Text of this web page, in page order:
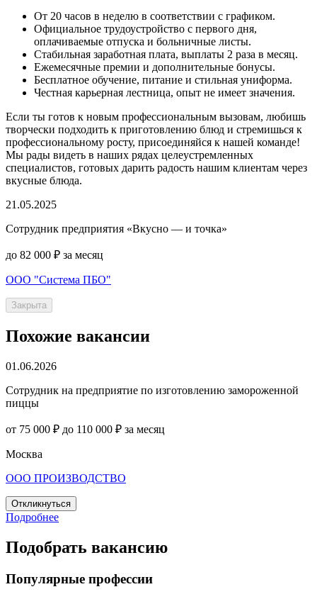
От 20 часов в неделю в соответствии с графиком.
Официальное трудоустройство с первого дня,
оплачиваемые отпуска и больничные листы.
Стабильная заработная плата, выплаты 2 раза в месяц.
Ежемесячные премии и дополнительные бонусы.
Бесплатное обучение, питание и стильная униформа.
Честная карьерная лестница, опыт не имеет значения.
Если ты готов к новым профессиональным вызовам, любишь
творчески подходить к приготовлению блюд и стремишься к
профессиональному росту, присоединяйся к нашей команде!
Мы рады видеть в наших рядах целеустремленных
специалистов, готовых дарить радость нашим клиентам через
вкусные блюда.
21.05.2025
Сотрудник предприятия «Вкусно — и точка»
до 82 000 ₽ за месяц
ООО "Система ПБО"
Закрыта
Похожие вакансии
01.06.2026
Сотрудник на предприятие по изготовлению замороженной
пиццы
от 75 000 ₽ до 110 000 ₽ за месяц
Москва
ООО ПРОИЗВОДСТВО
Откликнуться
Подробнее
Подобрать вакансию
Популярные профессии